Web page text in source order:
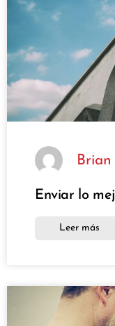
Enviar lo
Leer más